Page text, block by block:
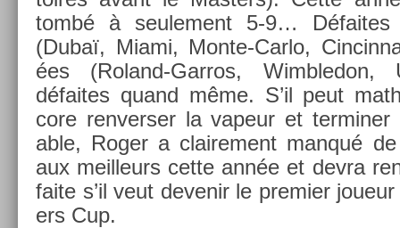
tombé à seule­ment 5-9… Défaites
(Dubaï, Miami, Monte-Carlo,
ées (Roland-Garros,
défaites quand même. S’il peut
core re­nvers­er la vapeur et
able, Roger a claire­ment manqué
aux meil­leurs cette année et devra
faite s’il veut de­venir le pre­mi­er
ers Cup.